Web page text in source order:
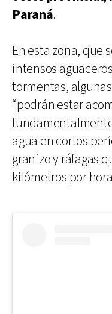
Paraná.
En esta zona, que
intensos
tormentas,
“podrán estar
agua en cortos
granizo y ráfagas
kilómetros por